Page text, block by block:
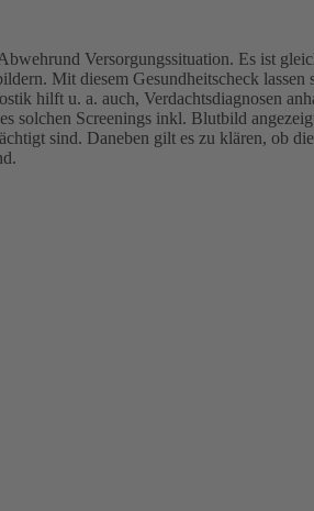
Versorgungssituation. Es ist
Mit diesem Gesundheitscheck lassen
hilft u. a. auch, Verdachtsdiagnosen
solchen Screenings inkl. Blutbild
sind. Daneben gilt es zu klären, ob